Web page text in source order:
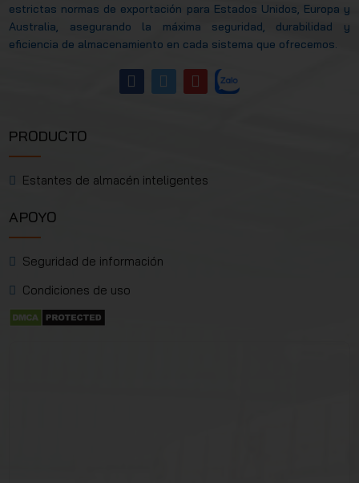
estrictas normas de exportación para Estados Unidos, Europa y
Australia, asegurando la máxima seguridad, durabilidad y
eficiencia de almacenamiento en cada sistema que ofrecemos.
PRODUCTO
Estantes de almacén inteligentes
APOYO
Seguridad de información
Condiciones de uso